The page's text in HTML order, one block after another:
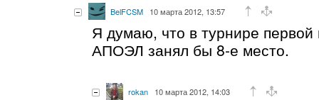
BelFCSM 10 марта 2012, 13:57
Я думаю, что в турнире
АПОЭЛ занял бы 8-е место.
rokan 10 марта 2012, 14:03